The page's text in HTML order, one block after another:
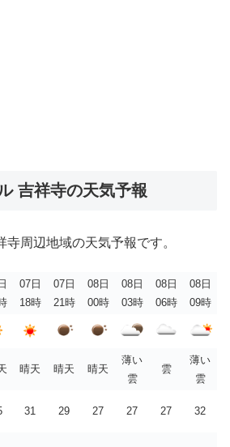
吉祥寺の天気予報
周辺地域の天気予報です。
07日
18時
07日
21時
08日
00時
08日
03時
08日
06時
08日
09時
晴天 晴天 晴天
薄い
雲
雲
薄い
雲
31 29 27 27 27 32